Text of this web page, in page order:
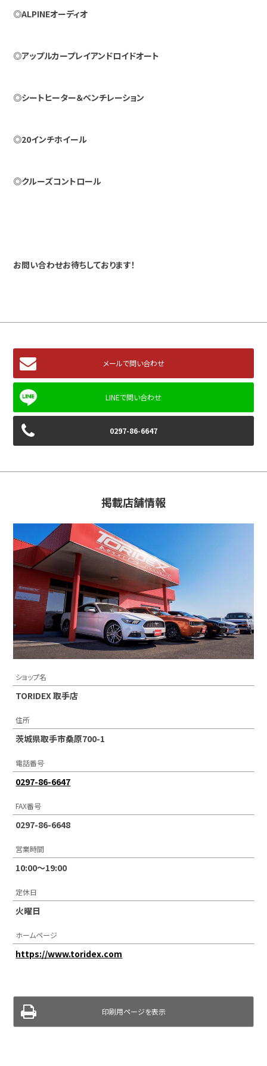
◎ALPINEオーディオ
◎アップルカープレイアンドロイドオート
◎シートヒーター＆ベンチレーション
◎20インチホイール
◎クルーズコントロール
お問い合わせお待ちしております！
メールで問い合わせ
0297-86-6647
掲載店舗情報
ショップ名
TORIDEX 取手店
住所
茨城県取手市桑原700-1
電話番号
0297-86-6647
FAX番号
0297-86-6648
営業時間
10:00～19:00
定休日
火曜日
ホームページ
https://www.toridex.com
印刷用ページを表示